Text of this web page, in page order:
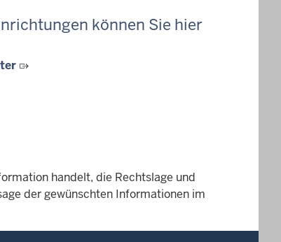
können Sie hier
handelt, die Rechtslage und
der gewünschten Informationen im